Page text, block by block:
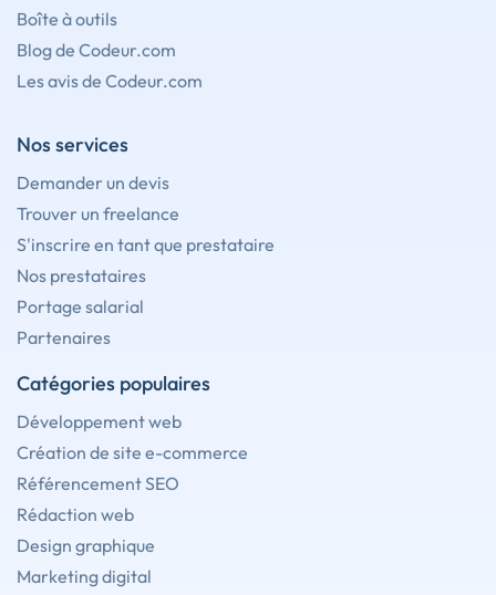
Boîte à outils
Blog de Codeur.com
Les avis de Codeur.com
Nos services
Demander un devis
Trouver un freelance
S'inscrire en tant que prestataire
Nos prestataires
Portage salarial
Partenaires
Catégories populaires
Développement web
Création de site e-commerce
Référencement SEO
Rédaction web
Design graphique
Marketing digital